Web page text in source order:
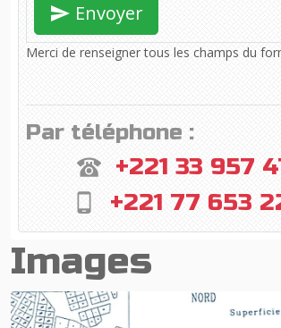
Envoyer
Merci de renseigner tous les champs du
Par téléphone :
+221 33 957
+221 77 653
Images